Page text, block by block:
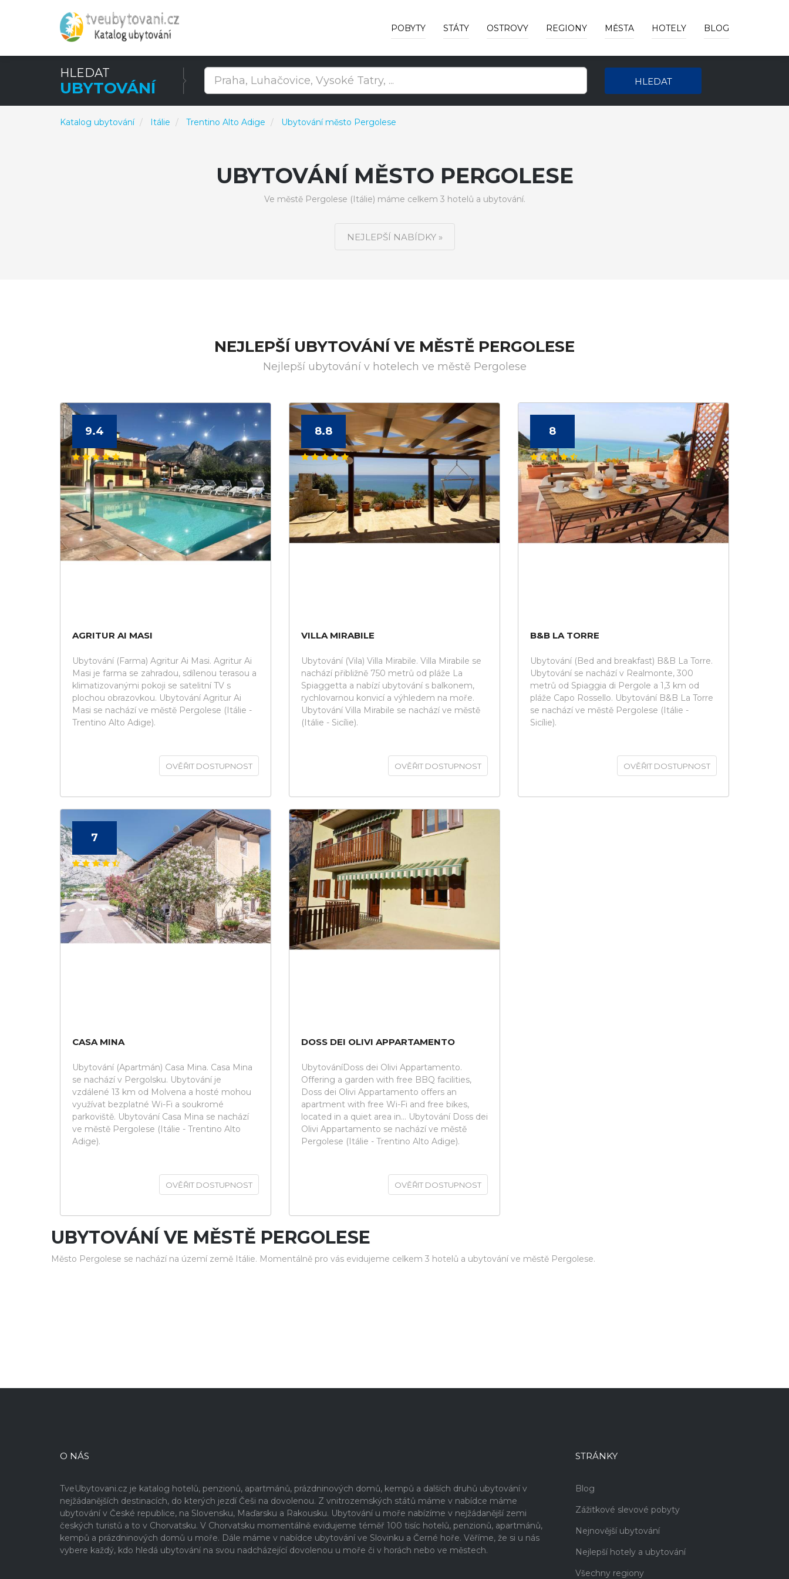
POBYTY STÁTY OSTROVY REGIONY MĚSTA HOTELY BLOG
HLEDAT
UBYTOVÁNÍ HLEDAT
Katalog ubytování Itálie Trentino Alto Adige Ubytování město Pergolese
UBYTOVÁNÍ MĚSTO PERGOLESE
Ve městě Pergolese (Itálie) máme celkem 3 hotelů a ubytování.
NEJLEPŠÍ NABÍDKY »
NEJLEPŠÍ UBYTOVÁNÍ VE MĚSTĚ PERGOLESE
Nejlepší ubytování v hotelech ve městě Pergolese
9.4
AGRITUR AI MASI
Ubytování (Farma) Agritur Ai Masi. Agritur Ai
Masi je farma se zahradou, sdílenou terasou a
klimatizovanými pokoji se satelitní TV s
plochou obrazovkou. Ubytování Agritur Ai
Masi se nachází ve městě Pergolese (Itálie -
Trentino Alto Adige).
OVĚŘIT DOSTUPNOST
8.8
VILLA MIRABILE
Ubytování (Vila) Villa Mirabile. Villa Mirabile se
nachází přibližně 750 metrů od pláže La
Spiaggetta a nabízí ubytování s balkonem,
rychlovarnou konvicí a výhledem na moře.
Ubytování Villa Mirabile se nachází ve městě
(Itálie - Sicílie).
OVĚŘIT DOSTUPNOST
8
B&B LA TORRE
Ubytování (Bed and breakfast) B&B La Torre.
Ubytování se nachází v Realmonte, 300
metrů od Spiaggia di Pergole a 1,3 km od
pláže Capo Rossello. Ubytování B&B La Torre
se nachází ve městě Pergolese (Itálie -
Sicílie).
OVĚŘIT DOSTUPNOST
7
CASA MINA
Ubytování (Apartmán) Casa Mina. Casa Mina
se nachází v Pergolsku. Ubytování je
vzdálené 13 km od Molvena a hosté mohou
využívat bezplatné Wi-Fi a soukromé
parkoviště. Ubytování Casa Mina se nachází
ve městě Pergolese (Itálie - Trentino Alto
Adige).
OVĚŘIT DOSTUPNOST
DOSS DEI OLIVI APPARTAMENTO
UbytováníDoss dei Olivi Appartamento.
Offering a garden with free BBQ facilities,
Doss dei Olivi Appartamento offers an
apartment with free Wi-Fi and free bikes,
located in a quiet area in... Ubytování Doss dei
Olivi Appartamento se nachází ve městě
Pergolese (Itálie - Trentino Alto Adige).
OVĚŘIT DOSTUPNOST
UBYTOVÁNÍ VE MĚSTĚ PERGOLESE
Město Pergolese se nachází na území země Itálie. Momentálně pro vás evidujeme celkem 3 hotelů a ubytování ve městě Pergolese.
O NÁS
TveUbytovani.cz je katalog hotelů, penzionů, apartmánů, prázdninových domů, kempů a dalších druhů ubytování v
nejžádanějších destinacích, do kterých jezdí Češi na dovolenou. Z vnitrozemských států máme v nabídce máme
ubytování v České republice, na Slovensku, Maďarsku a Rakousku. Ubytování u moře nabízíme v nejžádanější zemi
českých turistů a to v Chorvatsku. V Chorvatsku momentálně evidujeme téměř 100 tisíc hotelů, penzionů, apartmánů,
kempů a prázdninových domů u moře. Dále máme v nabídce ubytování ve Slovinku a Černé hoře. Věříme, že si u nás
vybere každý, kdo hledá ubytování na svou nadcházející dovolenou u moře či v horách nebo ve městech.
STRÁNKY
Blog
Zážitkové slevové pobyty
Nejnovější ubytování
Nejlepší hotely a ubytování
Všechny regiony